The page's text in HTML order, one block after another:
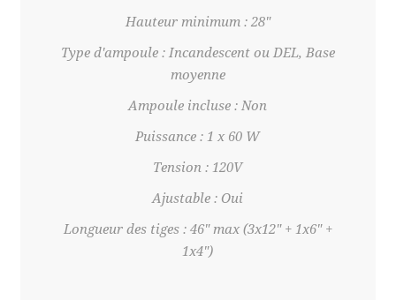
Hauteur minimum : 28"
Type d'ampoule : Incandescent ou DEL, Base
moyenne
Ampoule incluse : Non
Puissance : 1 x 60 W
Tension : 120V
Ajustable : Oui
Longueur des tiges : 46" max (3x12" + 1x6" +
1x4")